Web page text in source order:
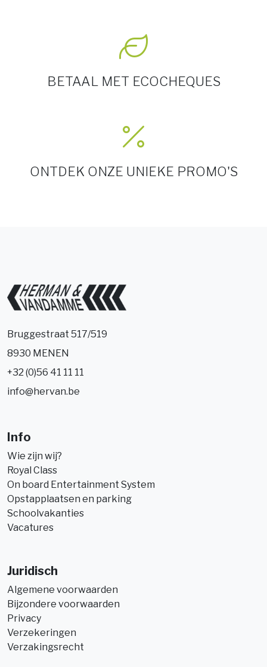
BETAAL MET ECOCHEQUES
ONTDEK ONZE UNIEKE PROMO'S
Bruggestraat 517/519
8930 MENEN
+32 (0)56 41 11 11
info@hervan.be
Info
Wie zijn wij?
Royal Class
On board Entertainment System
Opstapplaatsen en parking
Schoolvakanties
Vacatures
Juridisch
Algemene voorwaarden
Bijzondere voorwaarden
Privacy
Verzekeringen
Verzakingsrecht